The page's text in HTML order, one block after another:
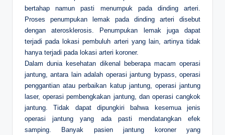
bertahap namun pasti menumpuk pada dinding arteri.
Proses penumpukan lemak pada dinding arteri disebut
dengan aterosklerosis. Penumpukan lemak juga dapat
terjadi pada lokasi pembuluh arteri yang lain, artinya tidak
hanya terjadi pada lokasi arteri koroner.
Dalam dunia kesehatan dikenal beberapa macam operasi
jantung, antara lain adalah operasi jantung bypass, operasi
penggantian atau perbaikan katup jantung, operasi jantung
laser, operasi pembengkakan jantung, dan operasi cangkok
jantung. Tidak dapat dipungkiri bahwa kesemua jenis
operasi jantung yang ada pasti mendatangkan efek
samping. Banyak pasien jantung koroner yang